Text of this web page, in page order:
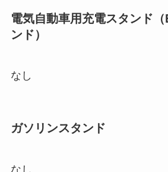
電気自動車用充電スタンド
ンド）
なし
ガソリンスタンド
なし